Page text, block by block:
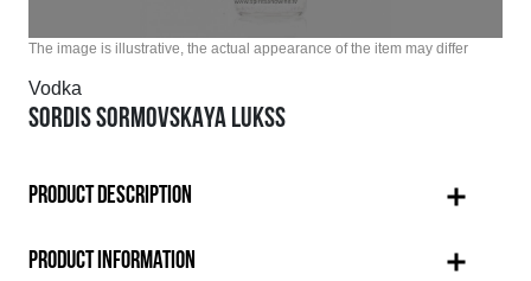
The image is illustrative, the actual appearance of the item may differ
Vodka
SORDIS SORMOVSKAYA LUKSS
PRODUCT DESCRIPTION
PRODUCT INFORMATION